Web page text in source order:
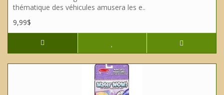
thématique des véhicules amusera les e..
9,99$